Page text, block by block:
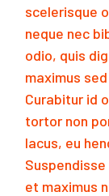
scelerisque
neque nec
odio, quis
maximus
Curabitur id
tortor non
lacus, eu
et maximus